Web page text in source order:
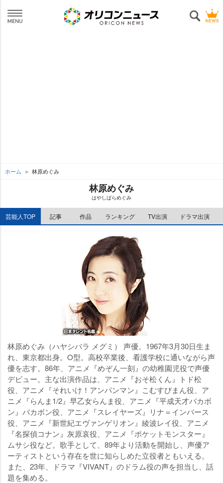
ホーム 林原めぐみ
林原めぐみ
はやしばらめぐみ
芸能人TOP 記事 作品 ランキング TV出演 ドラマ出演
林原めぐみ（ハヤシバラ メグミ） 声優。1967年3月30日生ま
れ、東京都出身。O型。高校卒業後、看護学校に通いながら声
優を志す。86年、アニメ『めぞん一刻』の幼稚園児役で声優
デビュー。主な出演作品は、アニメ『おそ松くん』トド松
役、アニメ『それいけ！アンパンマン』こむすびまん役、ア
ニメ『らんま1/2』早乙女らんま役、アニメ『平成天才バカボ
ン』バカボン役、アニメ『スレイヤーズ』リナ＝インバース
役、アニメ『新世紀エヴァンゲリオン』綾波レイ役、アニメ
『名探偵コナン』灰原哀役、アニメ『ポケットモンスター』
ムサシ役など。歌手として、89年より活動を開始し、声優ア
ーティストという存在を世に知らしめた立役者ともいえる。
また、23年、ドラマ『VIVANT』のドラム役の声を担当し、話
題を集める。